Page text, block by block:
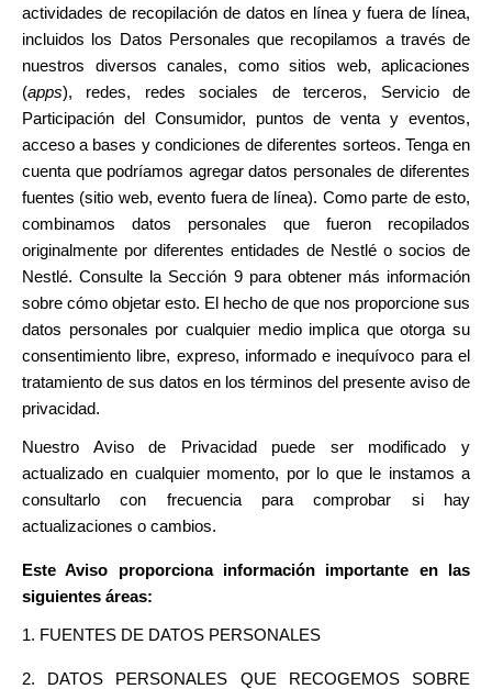
actividades de recopilación de datos en línea y fuera de línea,
incluidos los Datos Personales que recopilamos a través de
nuestros diversos canales, como sitios web, aplicaciones
(apps), redes, redes sociales de terceros, Servicio de
Participación del Consumidor, puntos de venta y eventos,
acceso a bases y condiciones de diferentes sorteos. Tenga en
cuenta que podríamos agregar datos personales de diferentes
fuentes (sitio web, evento fuera de línea). Como parte de esto,
combinamos datos personales que fueron recopilados
originalmente por diferentes entidades de Nestlé o socios de
Nestlé. Consulte la Sección 9 para obtener más información
sobre cómo objetar esto. El hecho de que nos proporcione sus
datos personales por cualquier medio implica que otorga su
consentimiento libre, expreso, informado e inequívoco para el
tratamiento de sus datos en los términos del presente aviso de
privacidad.
Nuestro Aviso de Privacidad puede ser modificado y
actualizado en cualquier momento, por lo que le instamos a
consultarlo con frecuencia para comprobar si hay
actualizaciones o cambios.
Este Aviso proporciona información importante en las
siguientes áreas:
1. FUENTES DE DATOS PERSONALES
2. DATOS PERSONALES QUE RECOGEMOS SOBRE